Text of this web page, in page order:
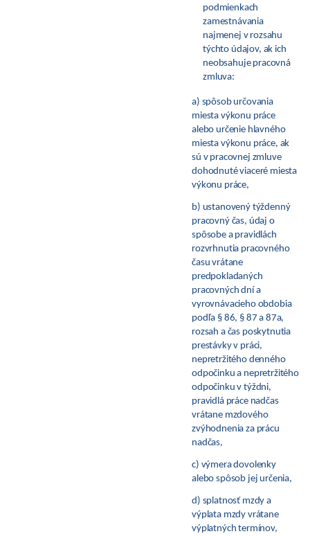
podmienkach
zamestnávania
najmenej v rozsahu
týchto údajov, ak ich
neobsahuje pracovná
zmluva:
a) spôsob určovania
miesta výkonu práce
alebo určenie hlavného
miesta výkonu práce, ak
sú v pracovnej zmluve
dohodnuté viaceré miesta
výkonu práce,
b) ustanovený týždenný
pracovný čas, údaj o
spôsobe a pravidlách
rozvrhnutia pracovného
času vrátane
predpokladaných
pracovných dní a
vyrovnávacieho obdobia
podľa §86, §87 a 87a,
rozsah a čas poskytnutia
prestávky v práci,
nepretržitého denného
odpočinku a nepretržitého
odpočinku v týždni,
pravidlá práce nadčas
vrátane mzdového
zvýhodnenia za prácu
nadčas,
c) výmera dovolenky
alebo spôsob jej určenia,
d) splatnosť mzdy a
výplata mzdy vrátane
výplatných termínov,